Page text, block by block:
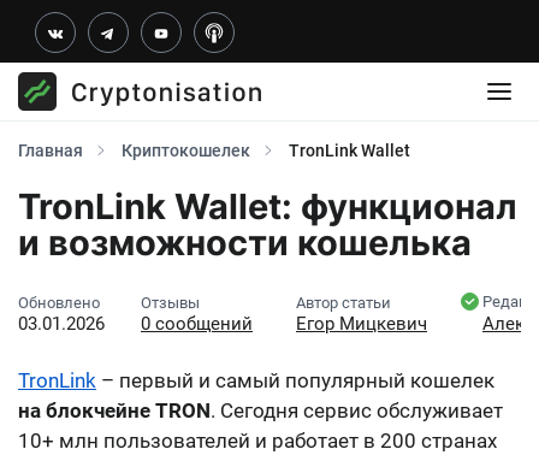
Главная Криптокошелек TronLink Wallet
TronLink Wallet: функционал
и возможности кошелька
Обновлено
03.01.2026
Отзывы
0 сообщений
Автор статьи
Егор Мицкевич
TronLink – первый и самый популярный кошелек
на блокчейне TRON. Сегодня сервис обслуживает
10+ млн пользователей и работает в 200 странах